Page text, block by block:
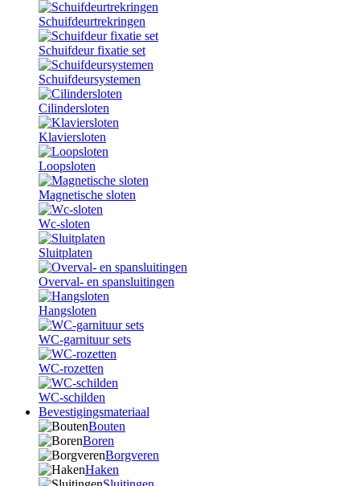
Schuifdeurtrekringen
Schuifdeur fixatie set
Schuifdeursystemen
Cilindersloten
Klaviersloten
Loopsloten
Magnetische sloten
Wc-sloten
Sluitplaten
Overval- en spansluitingen
Hangsloten
WC-garnituur sets
WC-rozetten
WC-schilden
Bevestigingsmateriaal
Bouten
Boren
Borgveren
Haken